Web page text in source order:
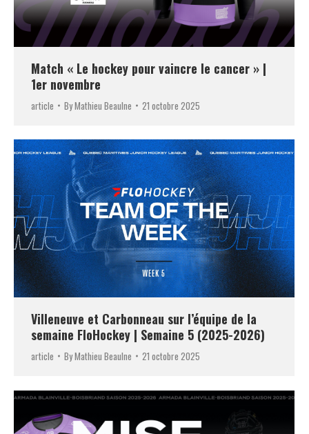
Match « Le hockey pour vaincre le cancer » |
1er novembre
article ByMathieu Beaulne 21 octobre 2025
Villeneuve et Carbonneau sur l’équipe de la
semaine FloHockey | Semaine 5 (2025-2026)
article ByMathieu Beaulne 21 octobre 2025